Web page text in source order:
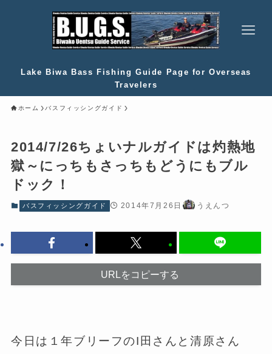
Lake Biwa Bass Fishing Guide Page for Overseas
Travelers
ホーム バスフィッシングガイド
2014/7/26ちょいナルガイドは灼熱地
獄～にっちもさっちもどうにもブル
ドック！
バスフィッシングガイド 2014年7月26日 うえんつ
URLをコピーする
今日は１年ブリーフのI田さんと清原さん